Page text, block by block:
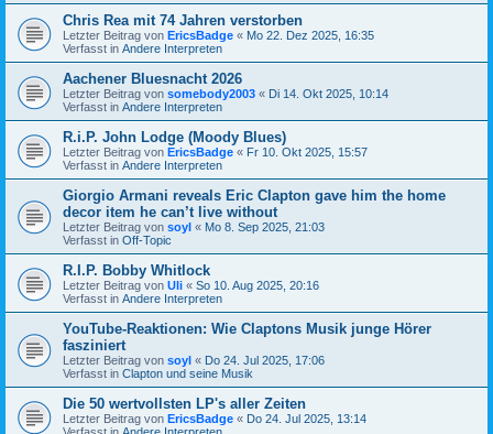
Chris Rea mit 74 Jahren verstorben
Letzter Beitrag von EricsBadge « Mo 22. Dez 2025, 16:35
Verfasst in Andere Interpreten
Aachener Bluesnacht 2026
Letzter Beitrag von somebody2003 « Di 14. Okt 2025, 10:14
Verfasst in Andere Interpreten
R.i.P. John Lodge (Moody Blues)
Letzter Beitrag von EricsBadge « Fr 10. Okt 2025, 15:57
Verfasst in Andere Interpreten
Giorgio Armani reveals Eric Clapton gave him the home
decor item he can’t live without
Letzter Beitrag von soyl « Mo 8. Sep 2025, 21:03
Verfasst in Off-Topic
R.I.P. Bobby Whitlock
Letzter Beitrag von Uli « So 10. Aug 2025, 20:16
Verfasst in Andere Interpreten
YouTube-Reaktionen: Wie Claptons Musik junge Hörer
fasziniert
Letzter Beitrag von soyl « Do 24. Jul 2025, 17:06
Verfasst in Clapton und seine Musik
Die 50 wertvollsten LP's aller Zeiten
Letzter Beitrag von EricsBadge « Do 24. Jul 2025, 13:14
Verfasst in Andere Interpreten